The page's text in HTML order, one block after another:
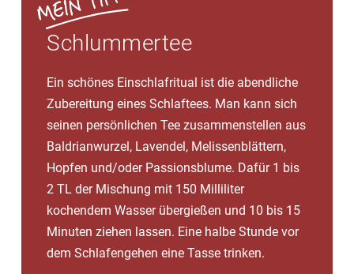
man zu frühem Erwachen neigt oder an
Durchschlafstörungen leidet.
Schlummertee
Ein schönes Einschlafritual ist die abendliche
Zubereitung eines Schlaftees. Man kann sich
seinen persönlichen Tee zusammenstellen aus
Baldrianwurzel, Lavendel, Melissenblättern,
Hopfen und/oder Passionsblume. Dafür 1 bis
2 TL der Mischung mit 150 Milliliter
kochendem Wasser übergießen und 10 bis 15
Minuten ziehen lassen. Eine halbe Stunde vor
dem Schlafengehen eine Tasse trinken.